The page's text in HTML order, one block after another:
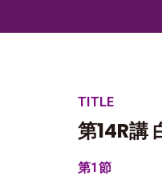
TITLE
第14R講
第1節